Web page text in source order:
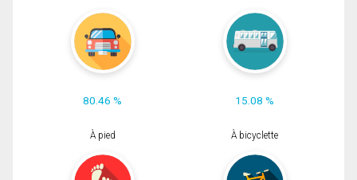
80.46 % 15.08 %
À pied À bicyclette